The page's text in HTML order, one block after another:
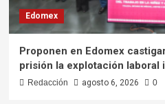
Edomex
Proponen en Edomex
prisión la explotación laboral
Redacción agosto 6, 2026 0